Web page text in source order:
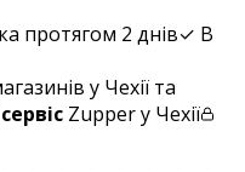
протягом 2 днів✓ В
у Чехії та
Zupper у Чехії